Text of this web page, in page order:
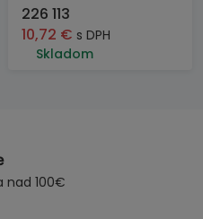
226 113
10,72 € s DPH
Skladom
nad 100€